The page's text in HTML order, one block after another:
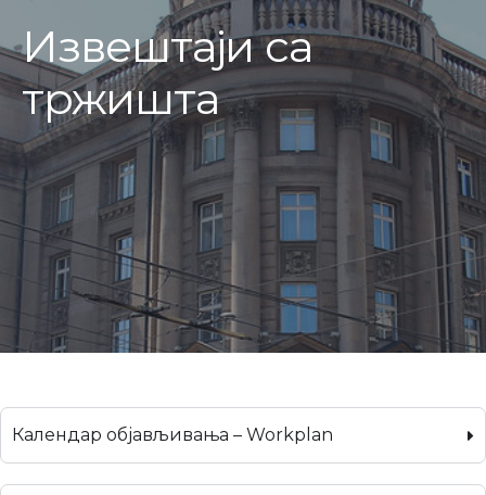
Извештаји са
тржишта
Календар објављивања – Workplan